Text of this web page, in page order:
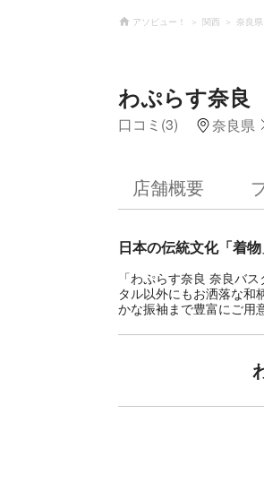
アソビュー！ 関西 奈良県
わぷらす奈
口コミ(3) 奈良県
店舗概要
日本の伝統文化「着
「わぷらす奈良 奈良バ
タル以外にもお洒落な和
かな振袖まで豊富にご用